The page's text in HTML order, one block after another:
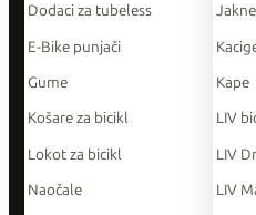
Dodaci za tubeless
E-Bike punjači
Gume
Košare za bicikl
Lokot za bicikl
Naočale
Jakne
Kape
LIV
LIV
LIV